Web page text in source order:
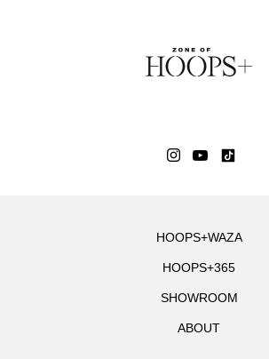
HOOPS+WAZA
HOOPS+365
SHOWROOM
ABOUT